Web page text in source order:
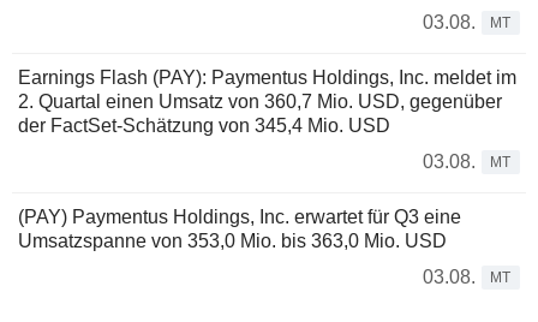
03.08.
MT
Earnings Flash (PAY): Paymentus Holdings, Inc. meldet im
2. Quartal einen Umsatz von 360,7 Mio. USD, gegenüber
der FactSet-Schätzung von 345,4 Mio. USD
03.08.
MT
(PAY) Paymentus Holdings, Inc. erwartet für Q3 eine
Umsatzspanne von 353,0 Mio. bis 363,0 Mio. USD
03.08.
MT